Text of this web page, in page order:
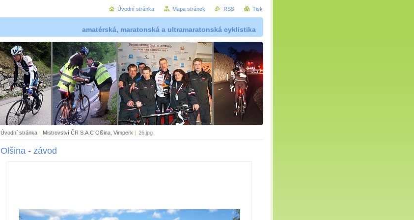
amatérská, maratonská a ultramaratonská cyklistika
Úvodní stránka | Mistrovství ČR S.A.C Olšina, Vimperk | 26.jpg
Olšina - závod
Úvodní stránka Mapa stránek RSS Tisk